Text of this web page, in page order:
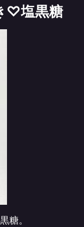
♡塩黒糖
糖。